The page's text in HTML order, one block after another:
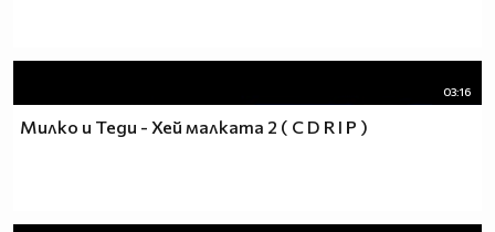
03:16
Милко и Теди - Хей малката 2 ( C D R I P )